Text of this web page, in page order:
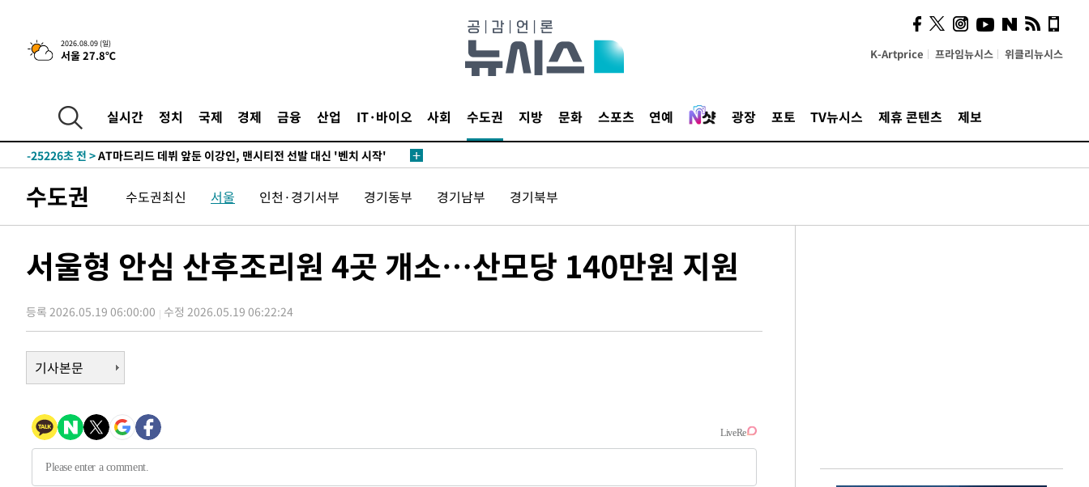
2026.08.09 (일)
서울 27.8℃ K-Artprice 프라임뉴시스 위클리뉴시스
실시간 정치 국제 경제 금융 산업 IT·바이오 사회 수도권 지방 문화 스포츠 연예 광장 포토 TV뉴시스 제휴 콘텐츠 제보
4시간 전 >이군이 불법 군시설 건설한 레바논 남부에서 레바논군 3명 폭발로 부상
-27880초 전 >
태풍 돌핀, 중 저장성 타이저우시 해안에 상륙 (1보)
-25226초 전 >AT마드리드 데뷔 앞둔 이강인, 맨시티전 선발 대신 '벤치 시작'
-23856초 전 >[속보]與 강원·TK 당원투표 합산 김민석 48.54%로 승리…정청래
44.40%
-23190초 전 >
與 강원·TK 당원투표 합산 김민석 46.01%로 승리…정청래
44.53%
-23030초 전 >
45.71%
-22739초 전 >[속보]與 당대표 경선, 대구 권리당원 투표 정청래 47.82%·김민석
46.35%
-22536초 전 >[속보]與 당대표 경선, 강원 권리당원 투표 김민석 승리…50.30%
[속보]장은수, KLPGA 제주삼다수 역전 우승…데뷔 10년 차에 첫
-8388초 전 >
손흥민, 68분 뛰고 2경기 침묵…LAFC, 톨루카에 1-0 승리(종합)
-6412초 전 >이강인, 오늘 서울서 AT마드리드 입단식…'전례 없는 특급대우'
1시간 전 >'여긴 20도, 저긴 50도'…열화상 카메라로 본 폭염 저감시설 '온도차'
2시간 전 >
3시간 전 >튀르키예 외무장관, "메카 3국 방위협정은 이란이 목표 아냐 " 밝혀
수도권 수도권최신 서울 인천·경기서부 경기동부 경기남부 경기북부
서울형 안심 산후조리원 4곳 개소…산모당 140만원 지원
등록 2026.05.19 06:00:00 수정 2026.05.19 06:22:24
기사본문